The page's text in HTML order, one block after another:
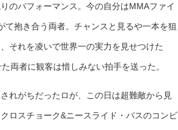
のパフォーマンス。今の自分はMMAファイ
抱き合う両者。チャンスと見るや一本を狙
それを凌いで世界一の実力を見せつけた
両者に観客は惜しみない拍手を送った。
れがちだったロが、この日は超難敵から見
ロスチョーク&ニースライド・パスのコンビ